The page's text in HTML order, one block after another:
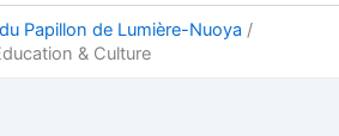
Papillon de Lumière-Nuoya
& Culture